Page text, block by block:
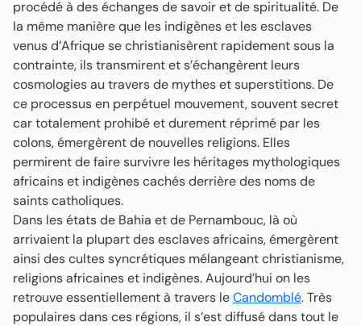
procédé à des échanges de savoir et de spiritualité. De
la même manière que les indigènes et les esclaves
venus d’Afrique se christianisèrent rapidement sous la
contrainte, ils transmirent et s’échangèrent leurs
cosmologies au travers de mythes et superstitions. De
ce processus en perpétuel mouvement, souvent secret
car totalement prohibé et durement réprimé par les
colons, émergèrent de nouvelles religions. Elles
permirent de faire survivre les héritages mythologiques
africains et indigènes cachés derrière des noms de
saints catholiques.
Dans les états de Bahia et de Pernambouc, là où
arrivaient la plupart des esclaves africains, émergèrent
ainsi des cultes syncrétiques mélangeant christianisme,
religions africaines et indigènes. Aujourd’hui on les
retrouve essentiellement à travers leCandomblé. Très
populaires dans ces régions, il s’est diffusé dans tout le